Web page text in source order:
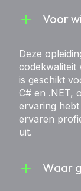
Voor
Deze
codekwaliteit
is geschikt
C# en .NET,
ervaring
ervaren
uit.
Waar